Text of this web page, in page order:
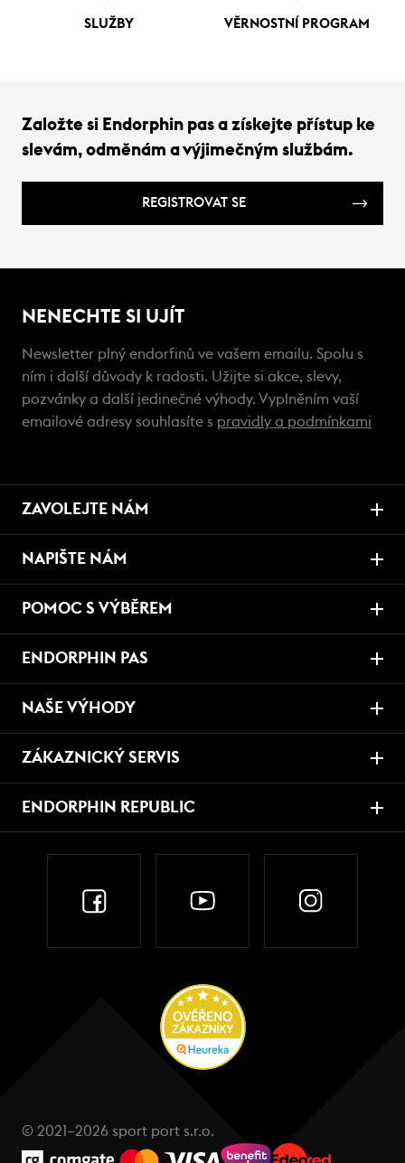
SLUŽBY VĚRNOSTNÍ PROGRAM
Založte si Endorphin pas a získejte přístup ke
slevám, odměnám a výjimečným službám.
REGISTROVAT SE
NENECHTE SI UJÍT
Newsletter plný endorfinů ve vašem emailu. Spolu s
ním i další důvody k radosti. Užijte si akce, slevy,
pozvánky a další jedinečné výhody. Vyplněním vaší
emailové adresy souhlasíte s pravidly a podmínkami
ZAVOLEJTE NÁM
NAPIŠTE NÁM
POMOC S VÝBĚREM
ENDORPHIN PAS
NAŠE VÝHODY
ZÁKAZNICKÝ SERVIS
ENDORPHIN REPUBLIC
© 2021–2026 sport port s.r.o.